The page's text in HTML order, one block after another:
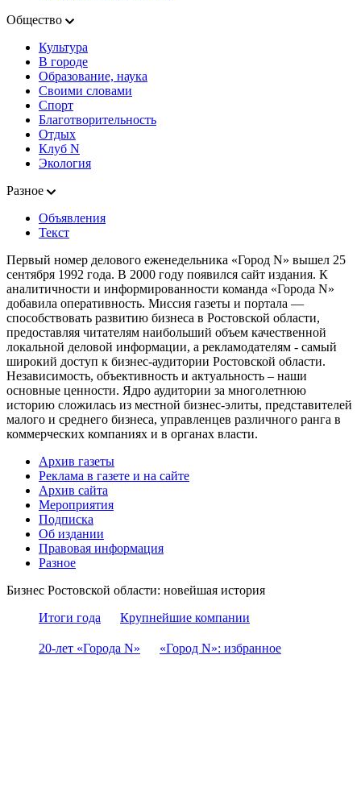
Общество
Культура
В городе
Образование, наука
Своими словами
Спорт
Благотворительность
Отдых
Клуб N
Экология
Разное
Объявления
Текст
Первый номер делового еженедельника «Город N» вышел 25
сентября 1992 года. В 2000 году появился сайт издания. К
аналитичности и информированности команда «Города N»
добавила оперативность. Миссия газеты и портала —
способствовать развитию бизнеса в Ростовской области,
предоставляя читателям наибольший объем качественной
локальной деловой информации, а рекламодателям - самый
широкий доступ к бизнес-аудитории Ростовской области.
Независимость, объективность и актуальность – наши
основные ценности. Ядро аудитории за многолетнюю
историю сложилась из местной бизнес-элиты, представителей
малого и среднего бизнеса, управленцев различного ранга в
коммерческих компаниях и в органах власти.
Архив газеты
Реклама в газете и на сайте
Архив сайта
Мероприятия
Подписка
Об издании
Правовая информация
Разное
Бизнес Ростовской области: новейшая история
Итоги года
Крупнейшие компании
20-лет «Города N» «Город N»: избранное